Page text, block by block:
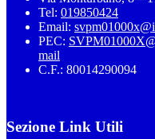
Tel: 019850424
Email:
PEC:
mail
C.F.: 80014290094
Sezione Link Utili